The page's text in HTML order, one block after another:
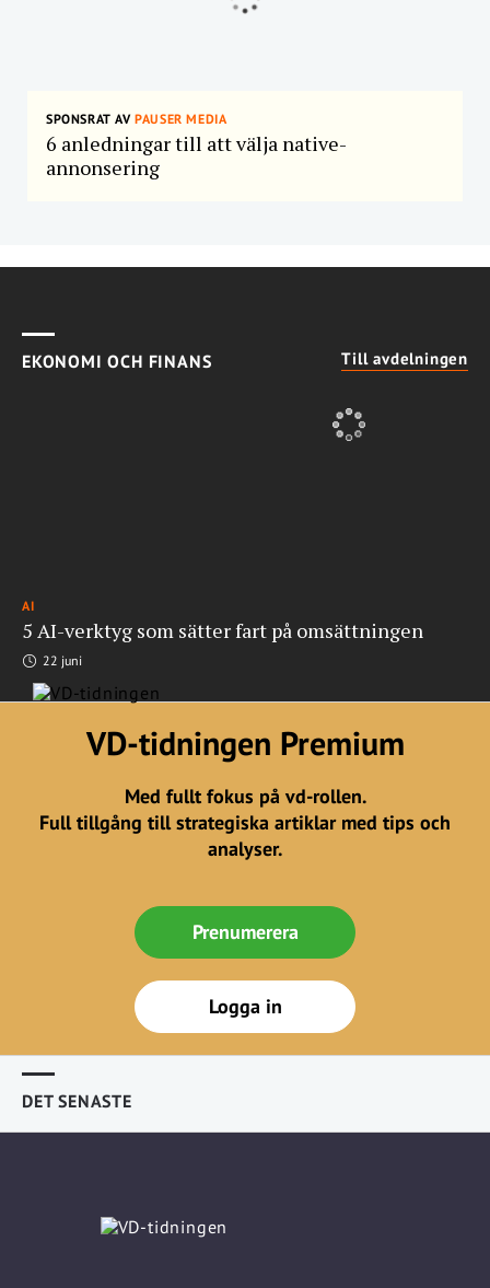
SPONSRAT AVPAUSER MEDIA
6 anledningar till att välja native-
annonsering
EKONOMI OCH FINANS Till avdelningen
AI
5 AI-verktyg som sätter fart på omsättningen
22 juni
VD-tidningen Premium
Med fullt fokus på vd-rollen.
Full tillgång till strategiska artiklar med tips och
analyser.
Prenumerera
Logga in
DET SENASTE